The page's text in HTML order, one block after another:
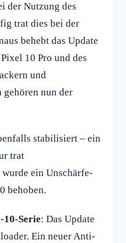
der Nutzung des
trat dies bei der
behebt das Update
10 Pro und des
und
gehören nun der
stabilisiert – ein
trat
ein Unschärfe-
behoben.
Serie: Das Update
Ein neuer Anti-